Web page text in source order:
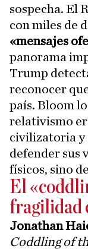
sospecha. El
con miles de
«mensajes
panorama
Trump
reconocer
país. Bloom
relativismo
civilizatoria y
defender sus
físicos, sino
El
fragilidad
Jonathan
Coddling of